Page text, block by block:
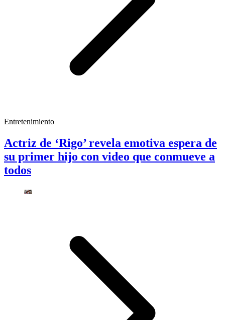
Entretenimiento
Actriz de ‘Rigo’ revela emotiva espera de
su primer hijo con video que conmueve a
todos